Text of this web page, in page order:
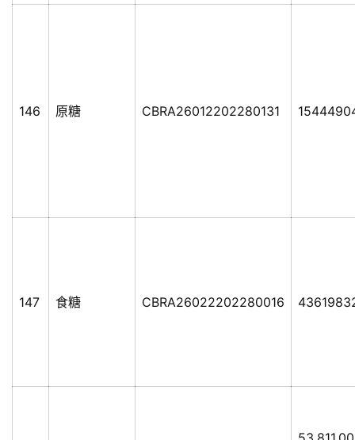
页
价
146 原糖 CBRA26012202280131
147 食糖 CBRA26022202280016